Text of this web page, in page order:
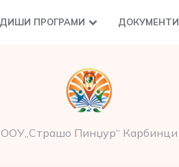
ПРОГРАМИ ДОКУМЕНТИ
ООУ„Страшо Пинџур“ Карбинци